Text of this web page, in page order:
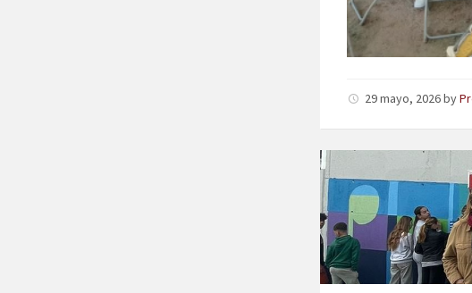
29 mayo, 2026by